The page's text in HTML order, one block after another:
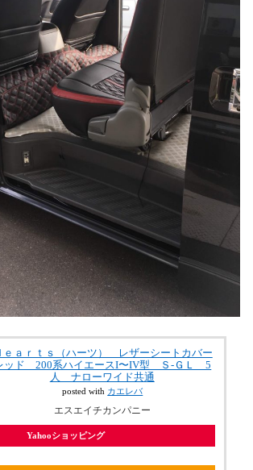
ｅａｒｔｓ（ハーツ） レザーシートカバー
ッド 200系ハイエースI〜IV型 Ｓ-ＧＬ 5
人 ナローワイド共通
posted with カエレバ
エスエイチカンパニー
Yahooショッピング